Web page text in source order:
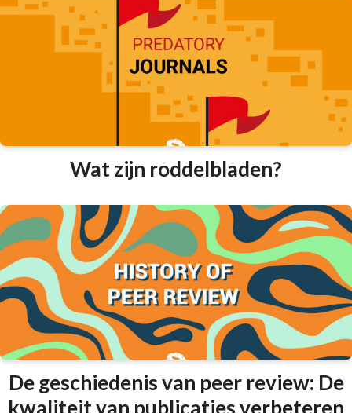
Wat zijn roddelbladen?
De geschiedenis van peer review: De
kwaliteit van publicaties verbeteren